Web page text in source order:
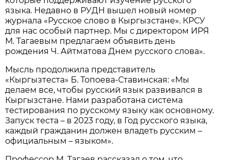
языка. Недавно в РУДН вышел новый номер
журнала «Русское слово в Кыргызстане». КРСУ
для нас особый партнер. Мы с директором ИРЯ
М. Тагаевым предлагаем объявить день
рождения Ч. Айтматова Днем русского слова».
Мысль продолжила представитель
«Кыргызтеста» Б. Топоева-Ставинская: «Мы
делаем все, чтобы русский язык развивался в
Кыргызстане. Нами разработана система
тестирования по русскому языку как основному.
Запуск теста – в 2023 году, в Год русского языка,
каждый гражданин должен владеть русским –
официальным – языком».